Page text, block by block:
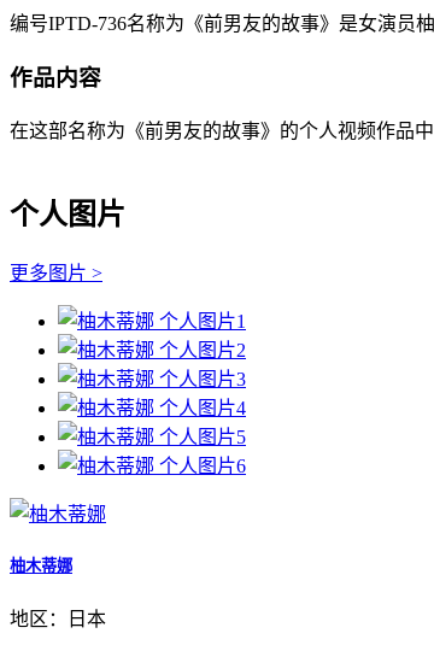
编号IPTD-736名称为《前男友的故事》是女演员
作品内容
在这部名称为《前男友的故事》的个人视频作品
个人图片
更多图片 >
柚木蒂娜
地区：日本